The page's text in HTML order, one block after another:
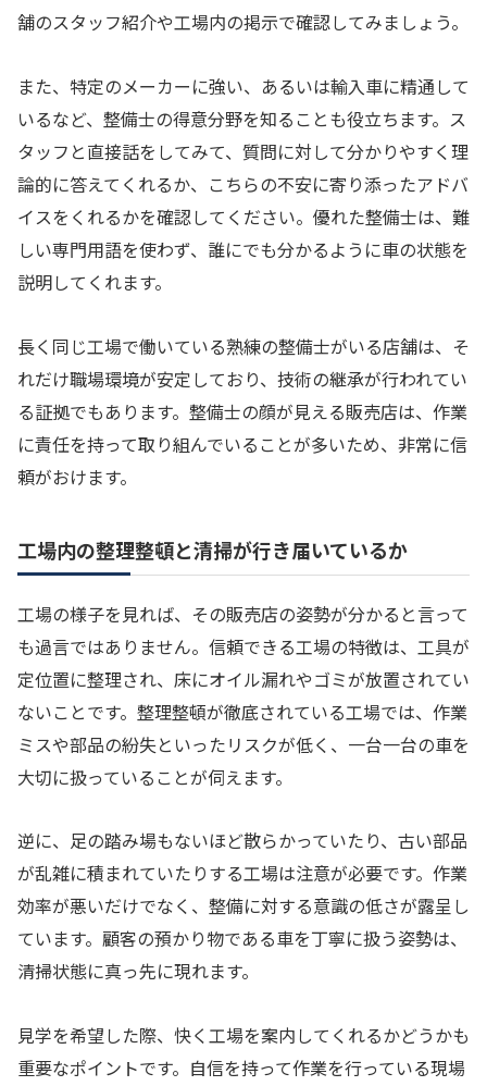
舗のスタッフ紹介や工場内の掲示で確認してみましょう。
また、特定のメーカーに強い、あるいは輸入車に精通して
いるなど、整備士の得意分野を知ることも役立ちます。ス
タッフと直接話をしてみて、質問に対して分かりやすく理
論的に答えてくれるか、こちらの不安に寄り添ったアドバ
イスをくれるかを確認してください。優れた整備士は、難
しい専門用語を使わず、誰にでも分かるように車の状態を
説明してくれます。
長く同じ工場で働いている熟練の整備士がいる店舗は、そ
れだけ職場環境が安定しており、技術の継承が行われてい
る証拠でもあります。整備士の顔が見える販売店は、作業
に責任を持って取り組んでいることが多いため、非常に信
頼がおけます。
工場内の整理整頓と清掃が行き届いているか
工場の様子を見れば、その販売店の姿勢が分かると言って
も過言ではありません。信頼できる工場の特徴は、工具が
定位置に整理され、床にオイル漏れやゴミが放置されてい
ないことです。整理整頓が徹底されている工場では、作業
ミスや部品の紛失といったリスクが低く、一台一台の車を
大切に扱っていることが伺えます。
逆に、足の踏み場もないほど散らかっていたり、古い部品
が乱雑に積まれていたりする工場は注意が必要です。作業
効率が悪いだけでなく、整備に対する意識の低さが露呈し
ています。顧客の預かり物である車を丁寧に扱う姿勢は、
清掃状態に真っ先に現れます。
見学を希望した際、快く工場を案内してくれるかどうかも
重要なポイントです。自信を持って作業を行っている現場